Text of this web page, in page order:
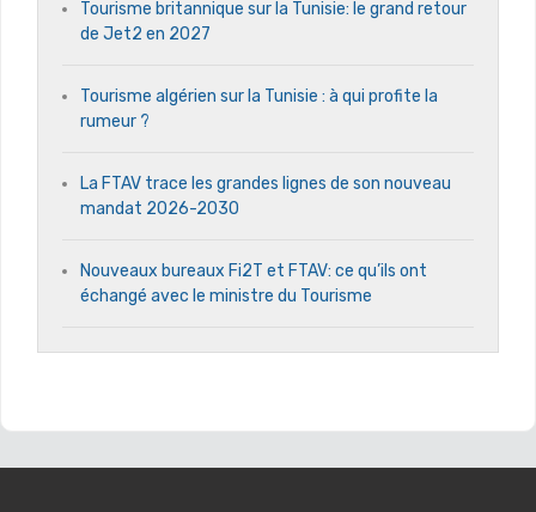
Tourisme britannique sur la Tunisie: le grand retour
de Jet2 en 2027
Tourisme algérien sur la Tunisie : à qui profite la
rumeur ?
La FTAV trace les grandes lignes de son nouveau
mandat 2026-2030
Nouveaux bureaux Fi2T et FTAV: ce qu’ils ont
échangé avec le ministre du Tourisme